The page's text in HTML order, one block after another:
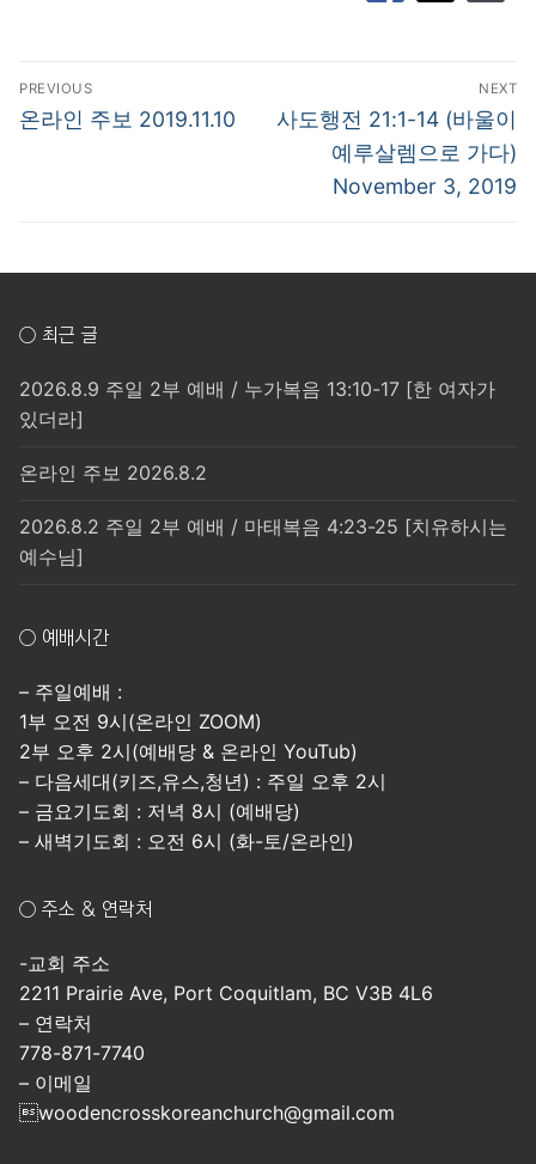
글
탐
PREVIOUS
Previous
온라인 주보 2019.11.10
NEXT
Next
사도행전 21:1-14 (바울이
예루살렘으로 가다)
November 3, 2019
○ 최근 글
2026.8.9 주일 2부 예배 / 누가복음 13:10-17 [한 여자가
있더라]
온라인 주보 2026.8.2
2026.8.2 주일 2부 예배 / 마태복음 4:23-25 [치유하시는
예수님]
○ 예배시간
– 주일예배 :
1부 오전 9시(온라인 ZOOM)
2부 오후 2시(예배당 & 온라인 YouTub)
– 다음세대(키즈,유스,청년) : 주일 오후 2시
– 금요기도회 : 저녁 8시 (예배당)
– 새벽기도회 : 오전 6시 (화-토/온라인)
○ 주소 & 연락처
-교회 주소
2211 Prairie Ave, Port Coquitlam, BC V3B 4L6
– 연락처
778-871-7740
– 이메일
woodencrosskoreanchurch@gmail.com